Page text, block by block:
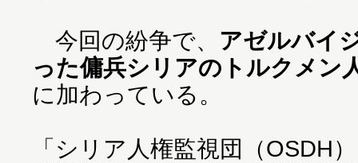
今回の紛争で、 アゼルバイ
った傭兵シリアのトルクメン
に加わっている。
「シリア人権監視団（OSDH